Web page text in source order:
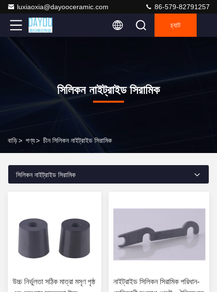
luxiaoxia@dayooceramic.com 86-579-82791257
চ্যাট
সিলিকন নাইট্রাইড সিরামিক
বাড়ি> পণ্য> চীন সিলিকন নাইট্রাইড সিরামিক
সিলিকন নাইট্রাইড সিরামিক
উচ্চ নির্ভুলতা সঠিক মাত্রা মসৃণ পৃষ্ঠ
নাইট্রাইড সিলিকন সিরামিক পরিধান-